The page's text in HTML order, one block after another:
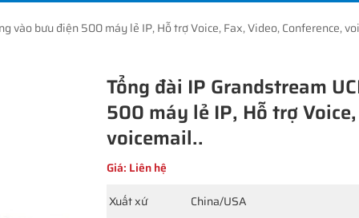
vào bưu điện 500 máy lẻ IP, Hỗ trợ Voice, Fax, Video, Conference,
Tổng đài IP Grandstream
500 máy lẻ IP, Hỗ trợ
voicemail..
Giá: Liên hệ
Xuất xứ
China/USA